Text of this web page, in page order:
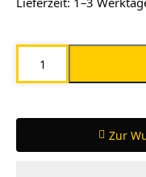
Wiper
0168)
Zur